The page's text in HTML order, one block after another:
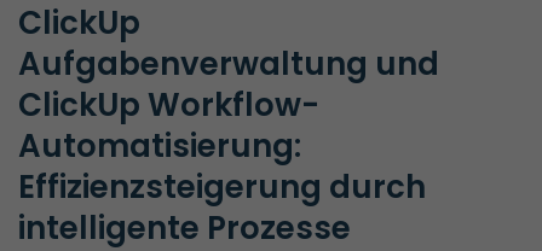
ClickUp
Aufgabenverwaltung und
ClickUp Workflow-
Automatisierung:
Effizienzsteigerung durch
intelligente Prozesse